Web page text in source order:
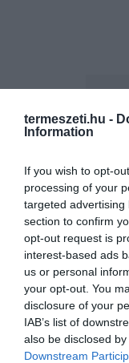
termeszeti.hu -
Information
If you wish to opt-
processing of your
targeted
section to confirm
opt-out request is
interest-based ads
us or personal
your opt-out. You
disclosure of your
IAB’s list of
also be disclosed
Downstream
NYŰGÖZD LE A